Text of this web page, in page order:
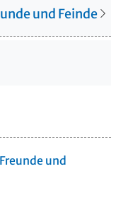
und Feinde
und